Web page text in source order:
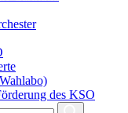
des KSO